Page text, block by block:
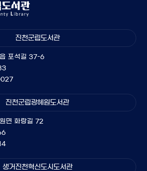
진천군립도서관
포석길 37-6
진천군립광혜원도서관
면 화랑길 72
생거진천혁신도시도서관